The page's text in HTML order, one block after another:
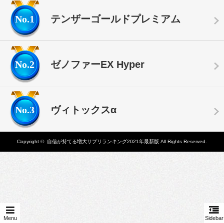
Menu Sidebar
No.1 テンザーゴールドプレミアム
No.2 ゼノファーEX Hyper
No.3 ヴィトックスα
Copyright © 自信が持てる増大サプリランキング2021年最新版 All Rights Reserved.